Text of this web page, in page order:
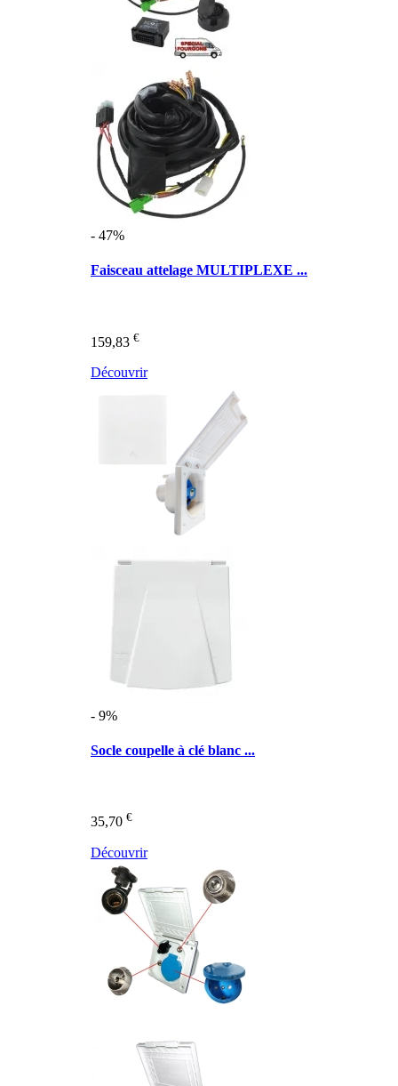
- 47%
Faisceau attelage MULTIPLEXE ...
159,83 €
Découvrir
- 9%
Socle coupelle à clé blanc ...
35,70 €
Découvrir